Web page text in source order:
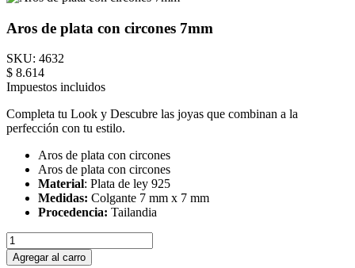
Aros de plata con circones 7mm
SKU: 4632
$ 8.614
Impuestos incluidos
Completa tu Look y Descubre las joyas que combinan a la
perfección con tu estilo.
Aros de plata con circones
Aros de plata con circones
Material: Plata de ley 925
Medidas: Colgante 7 mm x 7 mm
Procedencia: Tailandia
Agregar al carro